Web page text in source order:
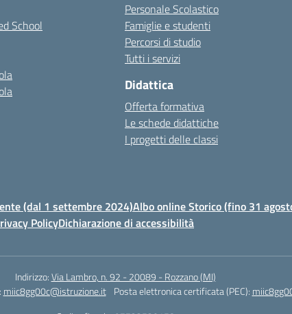
School
Personale Scolastico
Famiglie e studenti
Percorsi di studio
Tutti i servizi
Didattica
Offerta formativa
Le schede didattiche
I progetti delle classi
(dal 1 settembre 2024)Albo online Storico (fino 31
PolicyDichiarazione di accessibilità
Indirizzo:Via Lambro, n. 92 - 20089 - Rozzano (MI)
miic8gg00c@istruzione.it Posta elettronica certificata (PEC):